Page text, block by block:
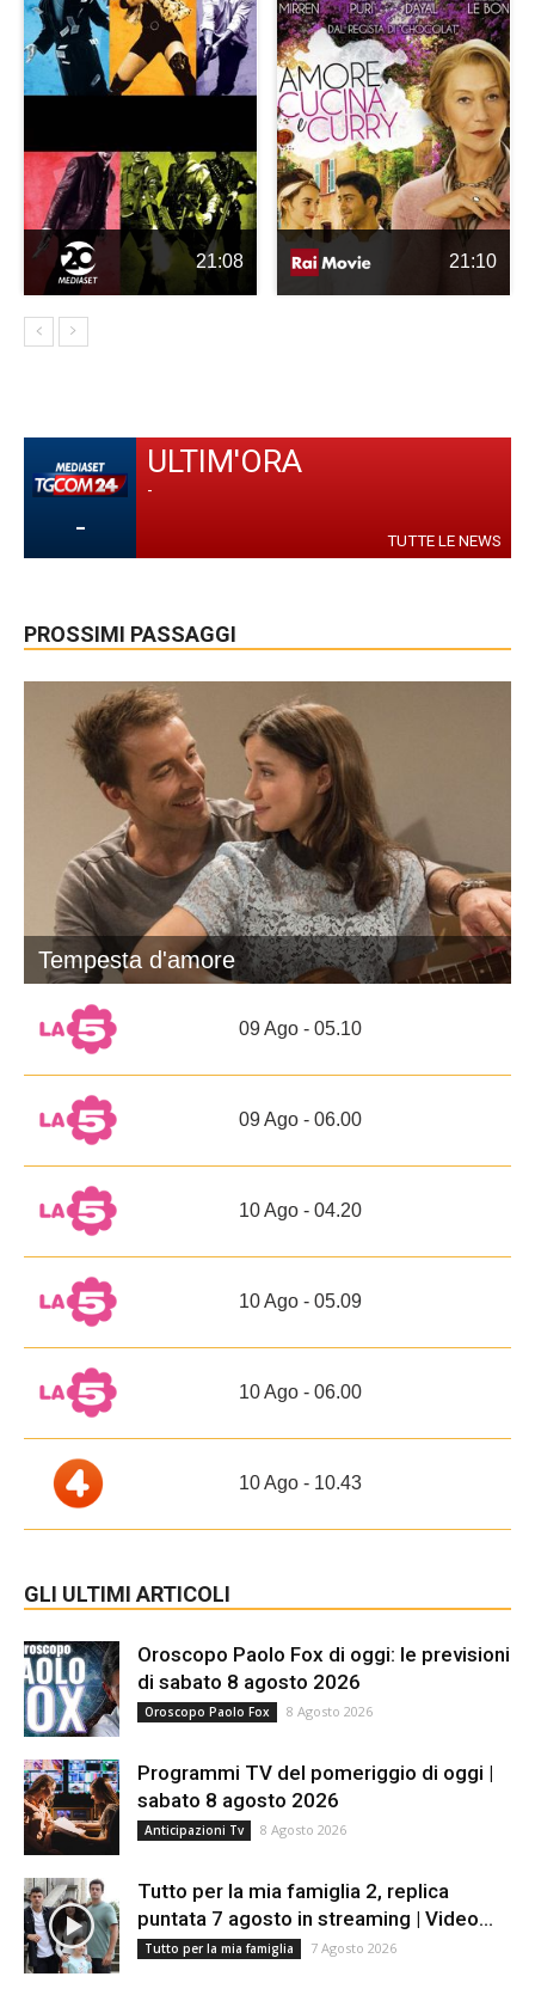
21:08 21:10
-
ULTIM'ORA
-
TUTTE LE NEWS
PROSSIMI PASSAGGI
Tempesta d'amore
09 Ago - 05.10
09 Ago - 06.00
10 Ago - 04.20
10 Ago - 05.09
10 Ago - 06.00
10 Ago - 10.43
GLI ULTIMI ARTICOLI
Oroscopo Paolo Fox di oggi: le previsioni
di sabato 8 agosto 2026
Oroscopo Paolo Fox 8 Agosto 2026
Programmi TV del pomeriggio di oggi |
sabato 8 agosto 2026
Anticipazioni Tv 8 Agosto 2026
Tutto per la mia famiglia 2, replica
puntata 7 agosto in streaming | Video...
Tutto per la mia famiglia 7 Agosto 2026